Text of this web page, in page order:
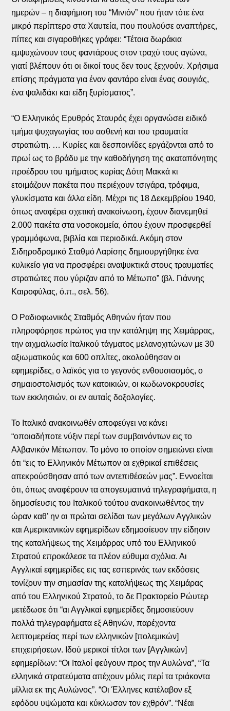
ημερών – η διαφήμιση του “Μινιόν” που ήταν τότε ένα
μικρό περίπτερο στα Χαυτεία, που πουλούσε αναπτήρες,
πίπες και σιγαροθήκες γράφει: “Τέτοια δωράκια
εμψυχώνουν τους φαντάρους στον τραχύ τους αγώνα,
γιατί βλέπουν ότι οι δικοί τους δεν τους ξεχνούν. Χρήσιμα
επίσης πράγματα για έναν φαντάρο είναι ένας σουγιάς,
ένα ψαλιδάκι και είδη ξυρίσματος”.
“Ο Ελληνικός Ερυθρός Σταυρός έχει οργανώσει ειδικό
τμήμα ψυχαγωγίας του ασθενή και του τραυματία
στρατιώτη. … Κυρίες και δεσποινίδες εργάζονται από το
πρωί ως το βράδυ με την καθοδήγηση της ακαταπόνητης
προέδρου του τμήματος κυρίας Δότη Μακκά κι
ετοιμάζουν πακέτα που περιέχουν τσιγάρα, τρόφιμα,
γλυκίσματα και άλλα είδη. Μέχρι τις 18 Δεκεμβρίου 1940,
όπως αναφέρει σχετική ανακοίνωση, έχουν διανεμηθεί
2.000 πακέτα στα νοσοκομεία, όπου έχουν προσφερθεί
γραμμόφωνα, βιβλία και περιοδικά. Ακόμη στον
Σιδηροδρομικό Σταθμό Λαρίσης δημιουργήθηκε ένα
κυλικείο για να προσφέρει αναψυκτικά στους τραυματίες
στρατιώτες που γύριζαν από το Μέτωπο” (βλ. Γιάννης
Καιροφύλας, ό.π., σελ. 56).
Ο Ραδιοφωνικός Σταθμός Αθηνών ήταν που
πληροφόρησε πρώτος για την κατάληψη της Χειμάρρας,
την αιχμαλωσία Ιταλικού τάγματος μελανοχιτώνων με 30
αξιωματικούς και 600 οπλίτες, ακολούθησαν οι
εφημερίδες, ο λαϊκός για το γεγονός ενθουσιασμός, ο
σημαιοστολισμός των κατοικιών, οι κωδωνοκρουσίες
των εκκλησιών, οι εν αυταίς δοξολογίες.
Το Ιταλικό ανακοινωθέν αποφεύγει να κάνει
“οποιαδήποτε νύξιν περί των συμβαινόντων εις το
Αλβανικόν Μέτωπον. Το μόνο το οποίον σημειώνει είναι
ότι “εις το Ελληνικόν Μέτωπον αι εχθρικαί επιθέσεις
απεκρούσθησαν από των αντεπιθέσεών μας”. Εννοείται
ότι, όπως αναφέρουν τα απογευματινά τηλεγραφήματα, η
δημοσίευσις του Ιταλικού τούτου ανακοινωθέντος την
ώραν καθ’ ην αι πρώται σελίδαι των μεγάλων Αγγλικών
και Αμερικανικών εφημερίδων εδημοσίευον την είδησιν
της καταλήψεως της Χειμάρρας υπό του Ελληνικού
Στρατού επροκάλεσε τα πλέον εύθυμα σχόλια. Αι
Αγγλικαί εφημερίδες εις τας εσπερινάς των εκδόσεις
τονίζουν την σημασίαν της καταλήψεως της Χειμάρας
από του Ελληνικού Στρατού, το δε Πρακτορείο Ρώυτερ
μετέδωσε ότι “αι Αγγλικαί εφημερίδες δημοσιεύουν
πολλά τηλεγραφήματα εξ Αθηνών, παρέχοντα
λεπτομερείας περί των ελληνικών [πολεμικών]
επιχειρήσεων. Ιδού μερικοί τίτλοι των [Αγγλικών]
εφημερίδων: “Οι Ιταλοί φεύγουν προς την Αυλώνα”, “Τα
ελληνικά στρατεύματα απέχουν μόλις περί τα τριάκοντα
μίλλια εκ της Αυλώνος”. “Οι Έλληνες κατέλαβον εξ
εφόδου υψώματα και κύκλωσαν τον εχθρόν”. “Νέαι